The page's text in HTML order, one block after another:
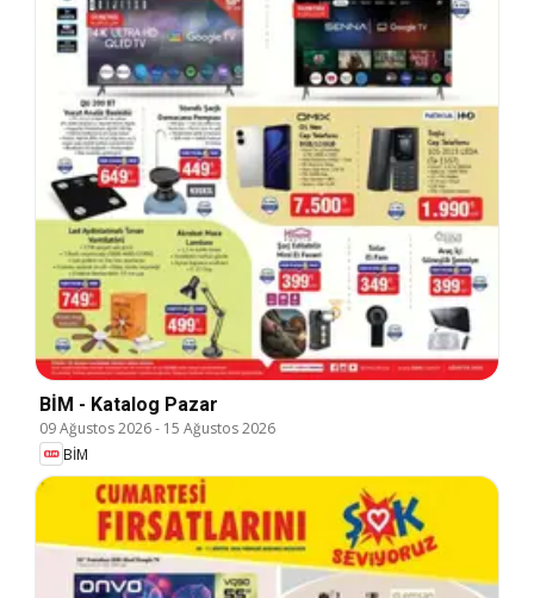
BİM - Katalog Pazar
09 Ağustos 2026- 15 Ağustos 2026
BİM